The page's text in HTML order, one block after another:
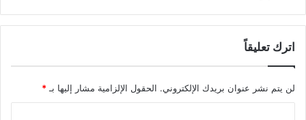
اترك تعليقاً
لن يتم نشر عنوان بريدك الإلكتروني. الحقول الإلزامية مشار إليها بـ*